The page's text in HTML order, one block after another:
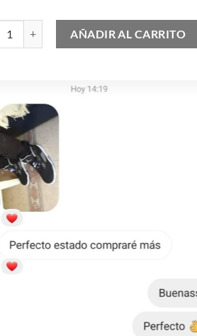
Boost 700 MNVN Resin cantidad
AÑADIR AL CARRITO